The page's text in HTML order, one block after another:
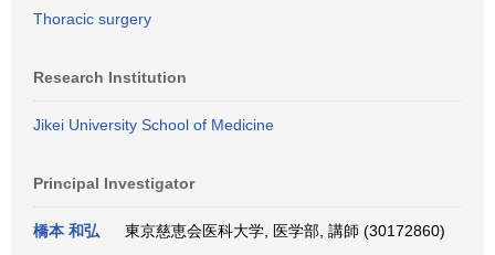
Thoracic surgery
Research Institution
Jikei University School of Medicine
Principal Investigator
橋本 和弘 東京慈恵会医科大学, 医学部, 講師 (30172860)